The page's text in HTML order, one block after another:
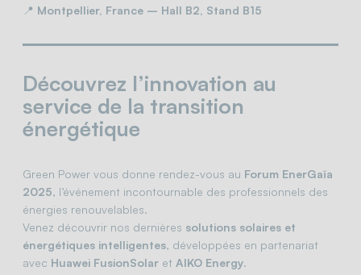
📍 Montpellier, France – Hall B2, Stand B15
Découvrez l’innovation au
service de la transition
énergétique
Green Power vous donne rendez-vous au Forum EnerGaïa
2025, l’événement incontournable des professionnels des
énergies renouvelables.
Venez découvrir nos dernières solutions solaires et
énergétiques intelligentes, développées en partenariat
avec Huawei FusionSolar et AIKO Energy.